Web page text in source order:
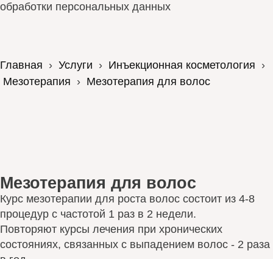
обработки персональных данных
Главная › Услуги › Инъекционная косметология ›
Мезотерапия › Мезотерапия для волос
Мезотерапия для волос
Курс мезотерапии для роста волос состоит из 4-8
процедур с частотой 1 раз в 2 недели.
Повторяют курсы лечения при хронических
состояниях, связанных с выпадением волос - 2 раза